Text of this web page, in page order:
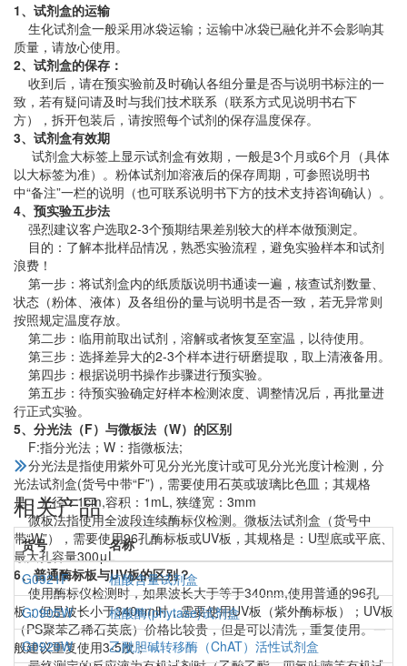
1、试剂盒的运输
生化试剂盒一般采用冰袋运输；运输中冰袋已融化并不会影响其
质量，请放心使用。
2、试剂盒的保存：
收到后，请在预实验前及时确认各组分量是否与说明书标注的一
致，若有疑问请及时与我们技术联系（联系方式见说明书右下
方），拆开包装后，请按照每个试剂的保存温度保存。
3、试剂盒有效期
试剂盒大标签上显示试剂盒有效期，一般是3个月或6个月（具体
以大标签为准）。粉体试剂加溶液后的保存周期，可参照说明书
中“备注”一栏的说明（也可联系说明书下方的技术支持咨询确认）。
4、预实验五步法
强烈建议客户选取2-3个预期结果差别较大的样本做预测定。
目的：了解本批样品情况，熟悉实验流程，避免实验样本和试剂
浪费！
第一步：将试剂盒内的纸质版说明书通读一遍，核查试剂数量、
状态（粉体、液体）及各组份的量与说明书是否一致，若无异常则
按照规定温度存放。
第二步：临用前取出试剂，溶解或者恢复至室温，以待使用。
第三步：选择差异大的2-3个样本进行研磨提取，取上清液备用。
第四步：根据说明书操作步骤进行预实验。
第五步：待预实验确定好样本检测浓度、调整情况后，再批量进
行正式实验。
5、分光法（F）与微板法（W）的区别
F:指分光法；W：指微板法;
分光法是指使用紫外可见分光光度计或可见分光光度计检测，分
光法试剂盒(货号中带“F”)，需要使用石英或玻璃比色皿；其规格
是：光径：1cm,容积：1mL, 狭缝宽：3mm
微板法指使用全波段连续酶标仪检测。微板法试剂盒（货号中
带“W”），需要使用96孔酶标板或UV板，其规格是：U型底或平底、
最大孔容量300μL
6、普通酶标板与UV板的区别？
使用酶标仪检测时，如果波长大于等于340nm,使用普通的96孔
板；但是波长小于340nm时，需要使用UV板（紫外酶标板）；UV板
（PS聚苯乙稀石英底）价格比较贵，但是可以清洗，重复使用。一
般建议重复使用3-5次；
相关产品
货号 名称
G0921F
植酸含量试剂盒
G0905W
植酸酶(phytase)试剂盒
G0929W
乙酰胆碱转移酶（ChAT）活性试剂盒